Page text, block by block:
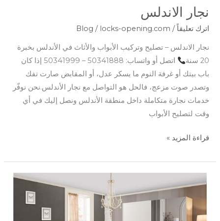
نجار الاندلس
اترك تعليقاً /
Blog / locks-opening.com
نجار الاندلس – تصليح وتركيب الأبواب والأثاث في الأندلس بخبرة
20 سنة
اتصل أو واتساب: 50341888 – 50341999 إذا كان
باب بيتك أو غرفة النوم ما يسكر عدل، أو المقابض صارت تفك
وتصدر صوت مزعج، فالحل هو التواصل مع نجار الأندلس.نحن نوفّر
خدمات نجارة متكاملة داخل منطقة الأندلس ونصل إليك في أي
وقت لتصليح الأبواب
قراءة المزيد »
نجار